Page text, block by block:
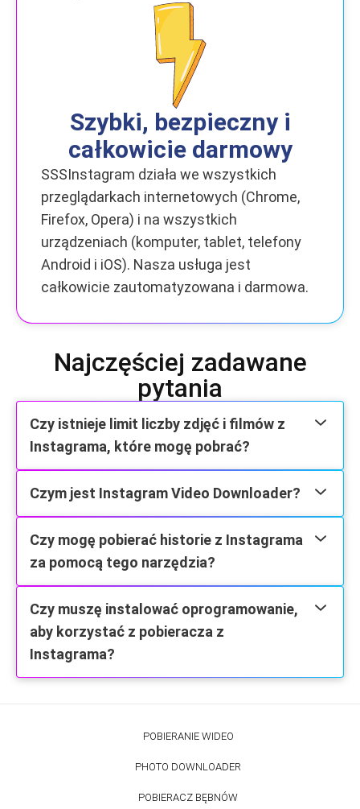
Szybki, bezpieczny i
całkowicie darmowy
SSSInstagram działa we wszystkich
przeglądarkach internetowych (Chrome,
Firefox, Opera) i na wszystkich
urządzeniach (komputer, tablet, telefony
Android i iOS). Nasza usługa jest
całkowicie zautomatyzowana i darmowa.
Najczęściej zadawane
pytania
Czy istnieje limit liczby zdjęć i filmów z
Instagrama, które mogę pobrać?
Czym jest Instagram Video Downloader?
Czy mogę pobierać historie z Instagrama
za pomocą tego narzędzia?
Czy muszę instalować oprogramowanie,
aby korzystać z pobieracza z
Instagrama?
POBIERANIE WIDEO
PHOTO DOWNLOADER
POBIERACZ BĘBNÓW